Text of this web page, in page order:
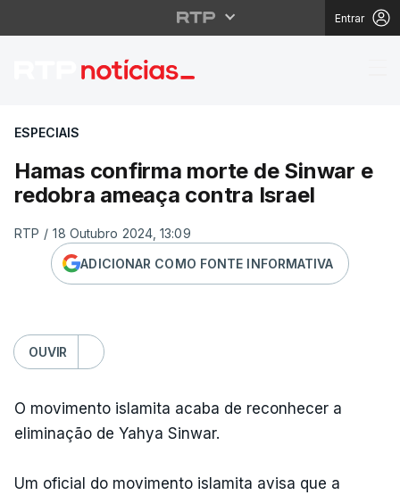
Entrar
Hamas confirma
ESPECIAIS
Hamas confirma morte de Sinwar e
redobra ameaça contra Israel
RTP / 18 Outubro 2024, 13:09
ADICIONAR COMO FONTE INFORMATIVA
OUVIR
O movimento islamita acaba de reconhecer a
eliminação de Yahya Sinwar.
Um oficial do movimento islamita avisa que a